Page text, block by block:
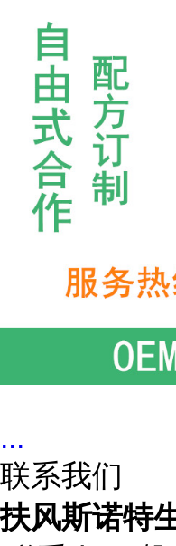
...
联系我们
扶风斯诺特